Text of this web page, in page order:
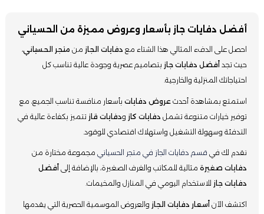
أفضل دفايات جاز بأسعار وعروض مميزة من الحسياني
احصل على الدفء المثالي هذا الشتاء مع دفايات الجاز من متجر الحسياني،
حيث تجد أفضل دفايات جاز بتصاميم عصرية وجودة عالية تناسب كل
احتياجاتك المنزلية والخارجية.
استمتع بمشاهدة أحدث عروض دفايات بأسعار منافسة تناسب الجميع، مع
توفير خيارات متنوعة تشمل دفايات كاز ودفايات قاز تتميز بكفاءة عالية في
التدفئة وسهولة التشغيل واستهلاك اقتصادي للوقود.
نقدم لك في قسم دفايات الجاز في متجر الحسياني مجموعة مختارة من
دفايات صغيرة مثالية للمكاتب والغرف الصغيرة، بالإضافة إلى أفضل
دفايات جاز للاستخدام اليومي في المنازل والمخيمات.
اكتشف الآن أسعار دفايات الجاز والعروض الموسمية الحصرية التي يقدمها